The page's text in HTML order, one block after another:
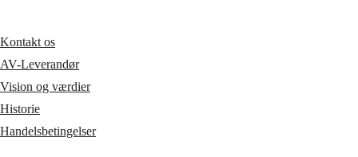
Kontakt os
AV-Leverandør
Vision og værdier
Historie
Handelsbetingelser